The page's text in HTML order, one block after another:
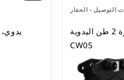
التوصيل - الحفار
الحفارات الصغيرة 2 طن اليدوية
CW05